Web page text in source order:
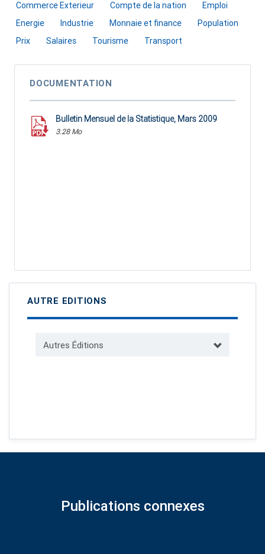
Commerce Exterieur
Compte de la nation
Emploi
Energie
Industrie Monnaie et finance
Population
Prix
Salaires Tourisme Transport
DOCUMENTATION
Bulletin Mensuel de la Statistique, Mars 2009
3.28 Mo
AUTRE EDITIONS
Autres Éditions
Publications connexes